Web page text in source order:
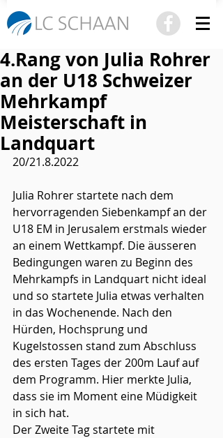
4.Rang von Julia Rohrer
an der U18 Schweizer
Mehrkampf
Meisterschaft in
Landquart
20/21.8.2022
Julia Rohrer startete nach dem
hervorragenden Siebenkampf an der
U18 EM in Jerusalem erstmals wieder
an einem Wettkampf. Die äusseren
Bedingungen waren zu Beginn des
Mehrkampfs in Landquart nicht ideal
und so startete Julia etwas verhalten
in das Wochenende. Nach den
Hürden, Hochsprung und
Kugelstossen stand zum Abschluss
des ersten Tages der 200m Lauf auf
dem Programm. Hier merkte Julia,
dass sie im Moment eine Müdigkeit
in sich hat.
Der Zweite Tag startete mit